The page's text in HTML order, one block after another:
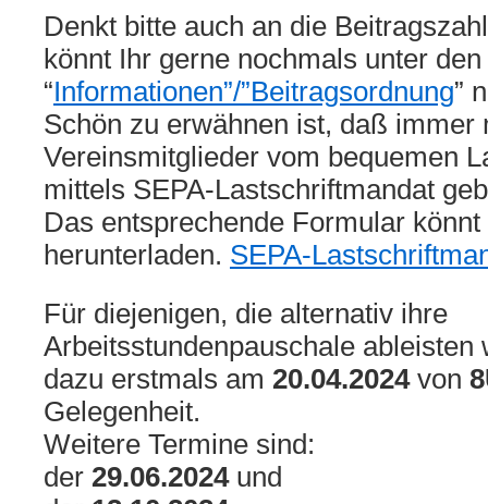
Denkt bitte auch an die
könnt Ihr gerne nochmals unter
“Informationen”/”Beitragsordnung”
Schön zu erwähnen ist, daß immer
Vereinsmitglieder vom bequemen
mittels SEPA-Lastschriftmandat
Das entsprechende Formular
herunterladen. SEPA-
Für diejenigen, die alternativ ihre
Arbeitsstundenpauschale ableisten
dazu erstmals am 20.04.2024von
Gelegenheit.
Weitere Termine sind:
der 29.06.2024und